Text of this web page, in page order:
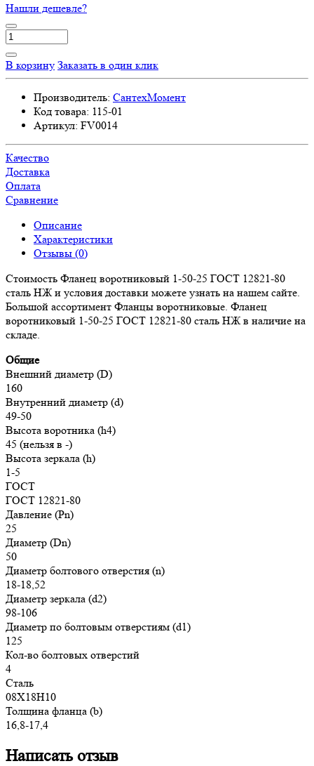
Нашли дешевле?
В корзину Заказать в один клик
Производитель: СантехМомент
Код товара: 115-01
Артикул: FV0014
Качество
Доставка
Оплата
Сравнение
Описание
Характеристики
Отзывы (0)
Стоимость Фланец воротниковый 1-50-25 ГОСТ 12821-80
сталь НЖ и условия доставки можете узнать на нашем сайте.
Большой ассортимент Фланцы воротниковые. Фланец
воротниковый 1-50-25 ГОСТ 12821-80 сталь НЖ в наличие на
складе.
Общие
Внешний диаметр (D)
160
Внутренний диаметр (d)
49-50
Высота воротника (h4)
45 (нельзя в -)
Высота зеркала (h)
1-5
ГОСТ
ГОСТ 12821-80
Давление (Pn)
25
Диаметр (Dn)
50
Диаметр болтового отверстия (n)
18-18,52
Диаметр зеркала (d2)
98-106
Диаметр по болтовым отверстиям (d1)
125
Кол-во болтовых отверстий
4
Сталь
08Х18Н10
Толщина фланца (b)
16,8-17,4
Написать отзыв